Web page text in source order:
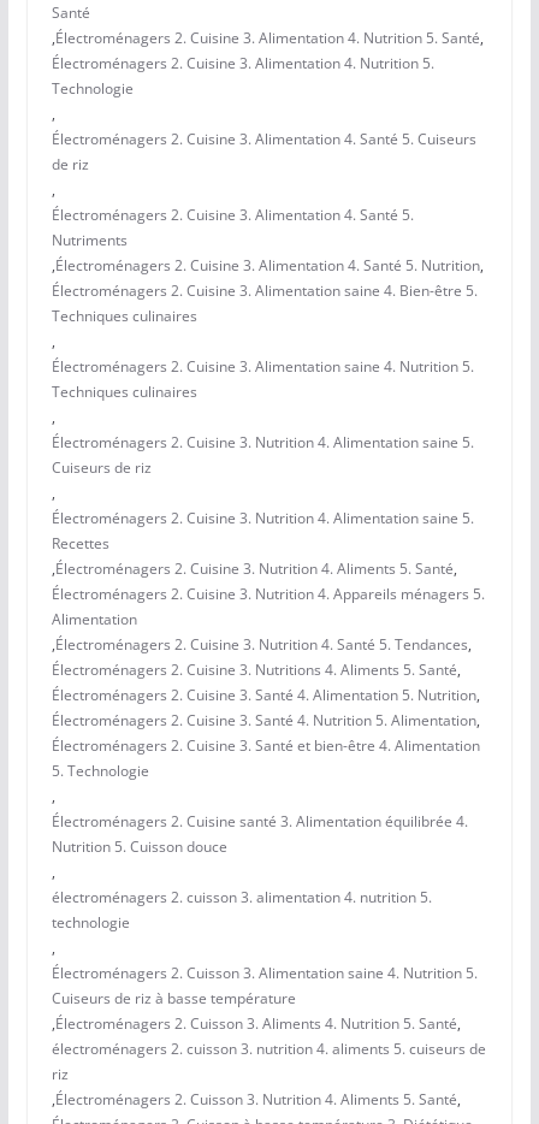
Santé
,Électroménagers 2. Cuisine 3. Alimentation 4. Nutrition 5. Santé,
Électroménagers 2. Cuisine 3. Alimentation 4. Nutrition 5.
Technologie
,
Électroménagers 2. Cuisine 3. Alimentation 4. Santé 5. Cuiseurs
de riz
,
Électroménagers 2. Cuisine 3. Alimentation 4. Santé 5.
Nutriments
,Électroménagers 2. Cuisine 3. Alimentation 4. Santé 5. Nutrition,
Électroménagers 2. Cuisine 3. Alimentation saine 4. Bien-être 5.
Techniques culinaires
,
Électroménagers 2. Cuisine 3. Alimentation saine 4. Nutrition 5.
Techniques culinaires
,
Électroménagers 2. Cuisine 3. Nutrition 4. Alimentation saine 5.
Cuiseurs de riz
,
Électroménagers 2. Cuisine 3. Nutrition 4. Alimentation saine 5.
Recettes
,Électroménagers 2. Cuisine 3. Nutrition 4. Aliments 5. Santé,
Électroménagers 2. Cuisine 3. Nutrition 4. Appareils ménagers 5.
Alimentation
,Électroménagers 2. Cuisine 3. Nutrition 4. Santé 5. Tendances,
Électroménagers 2. Cuisine 3. Nutritions 4. Aliments 5. Santé,
Électroménagers 2. Cuisine 3. Santé 4. Alimentation 5. Nutrition,
Électroménagers 2. Cuisine 3. Santé 4. Nutrition 5. Alimentation,
Électroménagers 2. Cuisine 3. Santé et bien-être 4. Alimentation
5. Technologie
,
Électroménagers 2. Cuisine santé 3. Alimentation équilibrée 4.
Nutrition 5. Cuisson douce
,
électroménagers 2. cuisson 3. alimentation 4. nutrition 5.
technologie
,
Électroménagers 2. Cuisson 3. Alimentation saine 4. Nutrition 5.
Cuiseurs de riz à basse température
,Électroménagers 2. Cuisson 3. Aliments 4. Nutrition 5. Santé,
électroménagers 2. cuisson 3. nutrition 4. aliments 5. cuiseurs de
riz
,Électroménagers 2. Cuisson 3. Nutrition 4. Aliments 5. Santé,